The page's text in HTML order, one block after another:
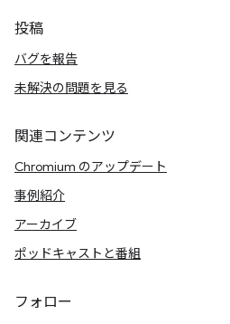
投稿
バグを報告
未解決の問題を見る
関連コンテンツ
Chromium のアップデート
事例紹介
アーカイブ
ポッドキャストと番組
フォロー